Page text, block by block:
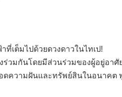
เต็มไปด้วยดวงดาวในไทเป!
งร่วมกันโดยมีส่วนร่วมของผู้อยู่อ
ดความฝันและทรัพย์สินในอนาคต